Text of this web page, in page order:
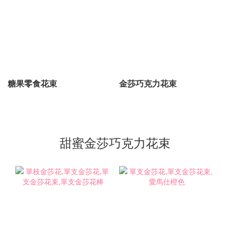
糖果零食花束 金莎巧克力花束
甜蜜金莎巧克力花束